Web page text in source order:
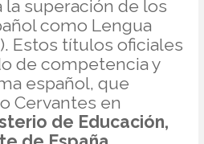
la superación de los
como Lengua
Estos títulos oficiales
de competencia y
español, que
Cervantes en
de Educación,